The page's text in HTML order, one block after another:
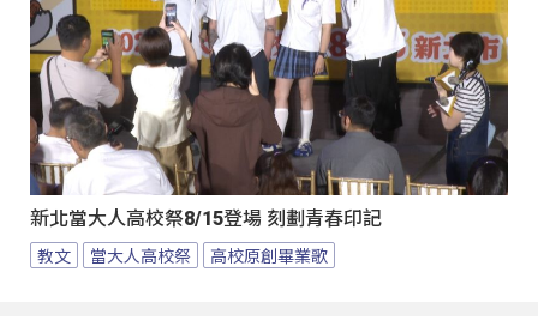
新北當大人高校祭8/15登場 刻劃青春印記
教文 當大人高校祭 高校原創畢業歌